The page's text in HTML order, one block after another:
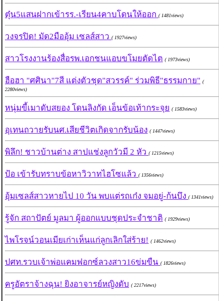
ตุ๋น5แสนฝากเข้ารร.-เรียน4คาบโดนให้ออก ( 1481views)
วงจรปิด! มัด2มืออุ้ม เซลส์สาว ( 1927views)
สาวโรงงานร้องสื่อรพ.เอกชนแอบขโมยตัดไต ( 1973views)
ฮือฮา "ศศินา"7สี แต่งตัวชุด"สวรรค์" ร่วมพิธี"ธรรมกาย" (
2280views)
หนุ่มขี้เมาดับสยอง โดนลิงกัด เอ็นข้อเท้ากระจุย ( 1583views)
อุเทนถวายรับนศ.เสียชีวิตเกิดจากรับน้อง ( 1447views)
พิลึก! ชาวบ้านต่าง สาปแช่งลูกวัวมี 2 หัว ( 1215views)
ป้อ เข้ารับทราบข้อหาวิวาทไฮโซแล้ว ( 1356views)
อุ้มเซลส์สาวหายไป 10 วัน พบแต่รถเก๋ง จมอยู่-ก้นบึง ( 1341views)
รู้จัก สถาปัตย์ มูลมา ผู้ออกแบบชุดประจำชาติ ( 1929views)
ไพโรจน์วอนเมียเก่าเห็นแก่ลูกเลิกใส่ร้าย! ( 1462views)
ปศท.รวบเจ้าพ่อแคมฟอกซ์ลวงสาว16ข่มขืน ( 1826views)
ครูอัตราจ้างฉุน! ยิงอาจารย์หญิงดับ ( 2217views)